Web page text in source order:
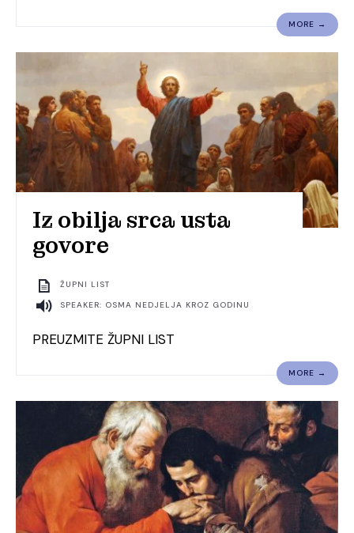
MORE →
Iz obilja srca usta
govore
ŽUPNI LIST
SPEAKER: OSMA NEDJELJA KROZ GODINU
PREUZMITE ŽUPNI LIST
MORE →